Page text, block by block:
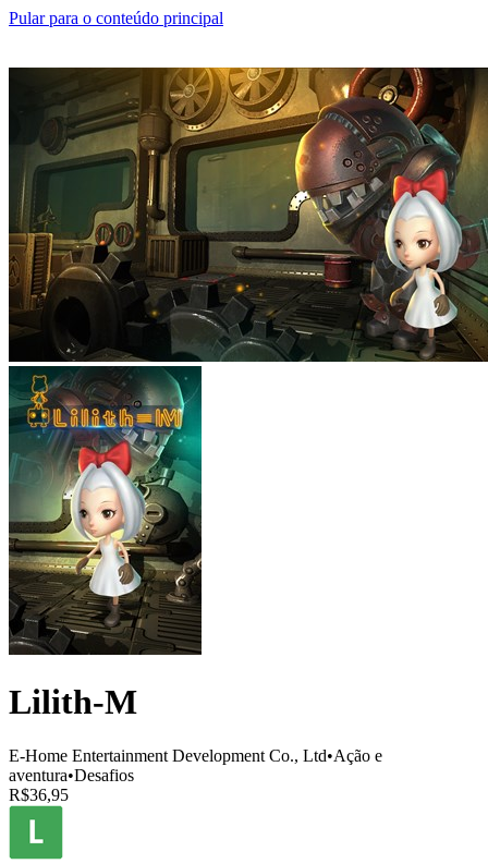
Pular para o conteúdo principal
Lilith-M
E-Home Entertainment Development Co., Ltd•Ação e
aventura•Desafios
R$36,95